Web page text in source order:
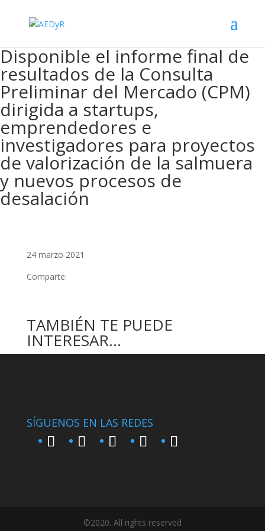
Disponible el informe final de
resultados de la Consulta
Preliminar del Mercado (CPM)
dirigida a startups,
emprendedores e
investigadores para proyectos
de valorización de la salmuera
y nuevos procesos de
desalación
24 marzo 2021
Comparte:
TAMBIÉN TE PUEDE
INTERESAR…
SÍGUENOS EN LAS REDES
©2020. All rights reserved